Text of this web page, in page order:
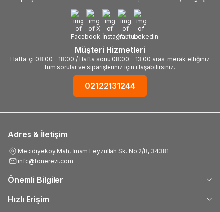
Müşteri Hizmetleri
Hafta içi 08:00 - 18:00 / Hafta sonu 08:00 - 13:00 arası merak ettiğiniz
tüm sorular ve siparişleriniz için ulaşabilirsiniz.
02122131244
Adres & İletişim
Mecidiyeköy Mah, İmam Feyzullah Sk. No:2/B, 34381
info@tonerevi.com
Önemli Bilgiler
Hızlı Erişim